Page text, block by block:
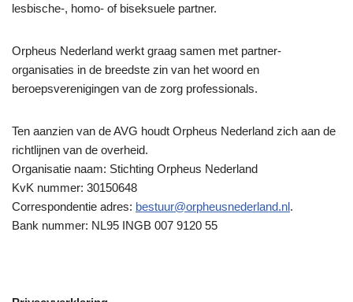
lesbische-, homo- of biseksuele partner.
Orpheus Nederland werkt graag samen met partner-
organisaties in de breedste zin van het woord en
beroepsverenigingen van de zorg professionals.
Ten aanzien van de AVG houdt Orpheus Nederland zich aan de
richtlijnen van de overheid.
Organisatie naam: Stichting Orpheus Nederland
KvK nummer: 30150648
Correspondentie adres: bestuur@orpheusnederland.nl.
Bank nummer: NL95 INGB 007 9120 55